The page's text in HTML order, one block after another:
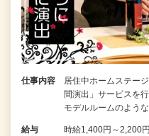
仕事内容
居住中ホームステー
間演出」サービスを
モデルルームのよう
給与 時給1,400円～2,200